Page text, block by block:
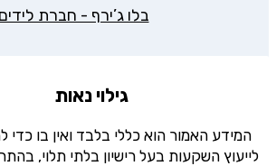
בלו ג’ירף - חברת לידים
גילוי נאות
המידע האמור הוא כללי בלבד ואין בו כדי
לייעוץ השקעות בעל רישיון בלתי תלוי,